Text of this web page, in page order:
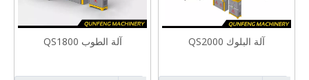
آلة البلوك QS2000 آلة الطوب QS1800